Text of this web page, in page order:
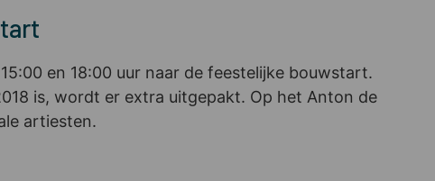
en 18:00 uur naar de feestelijke bouwstart.
is, wordt er extra uitgepakt. Op het Anton de
artiesten.